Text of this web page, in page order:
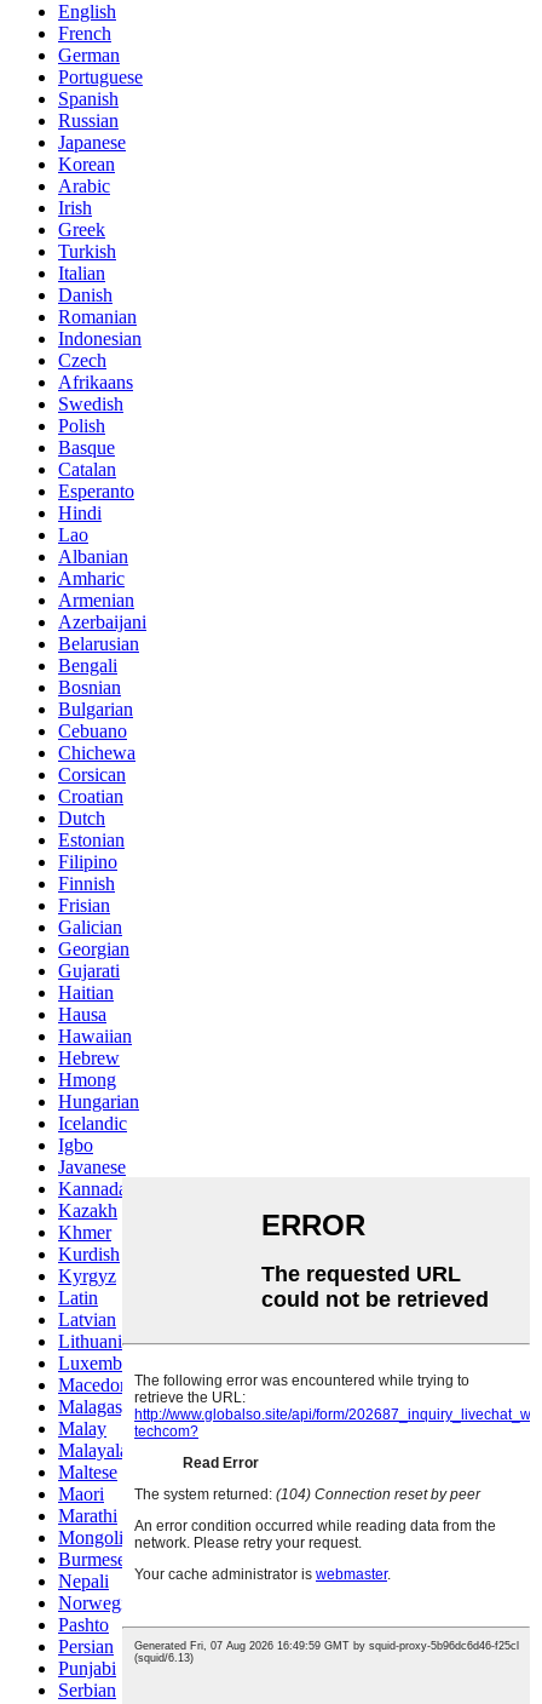
English
French
German
Portuguese
Spanish
Russian
Japanese
Korean
Arabic
Irish
Greek
Turkish
Italian
Danish
Romanian
Indonesian
Czech
Afrikaans
Swedish
Polish
Basque
Catalan
Esperanto
Hindi
Lao
Albanian
Amharic
Armenian
Azerbaijani
Belarusian
Bengali
Bosnian
Bulgarian
Cebuano
Chichewa
Corsican
Croatian
Dutch
Estonian
Filipino
Finnish
Frisian
Galician
Georgian
Gujarati
Haitian
Hausa
Hawaiian
Hebrew
Hmong
Hungarian
Icelandic
Igbo
Javanese
Kannada
Kazakh
Khmer
Kurdish
Kyrgyz
Latin
Latvian
Lithuanian
Luxembou..
Macedonian
Malagasy
Malay
Malayalam
Maltese
Maori
Marathi
Mongolian
Burmese
Nepali
Norwegian
Pashto
Persian
Punjabi
Serbian